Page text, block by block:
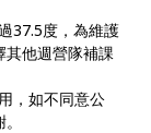
37.5度，為維護
其他週營隊補課
，如不同意公